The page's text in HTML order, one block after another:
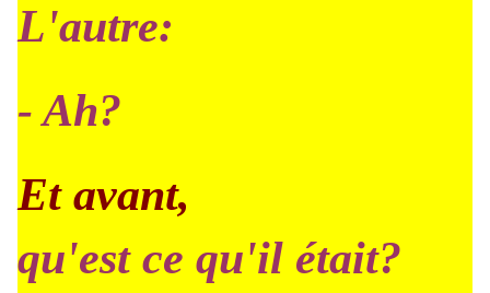
L'autre:
- Ah?
Et avant,
qu'est ce qu'il était?